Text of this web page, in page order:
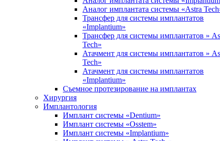
Аналог имплантата системы «Astra
Трансфер для системы имплантатов
«Implantium»
Трансфер для системы имплантатов »
Tech»
Атачмент для системы имплантатов »
Tech»
Атачмент для системы имплантатов
«Implantium»
Съемное протезирование на имплантах
Хирургия
Имплантология
Имплант системы «Dentium»
Имплант системы «Osstem»
Имплант системы «Implantium»